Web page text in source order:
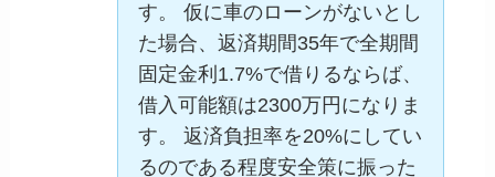
す。 仮に車のローンがないとし
た場合、返済期間35年で全期間
固定金利1.7%で借りるならば、
借入可能額は2300万円になりま
す。 返済負担率を20%にしてい
るのである程度安全策に振った